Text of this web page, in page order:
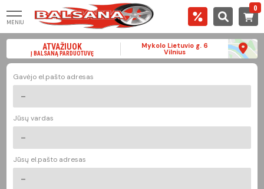
MENIU
0
ATVAŽIUOK
Į BALSANĄ PARDUOTUVĘ
Mykolo Lietuvio g. 6
Vilnius
Gavėjo el.pašto adresas
Jūsų vardas
Jūsų el.pašto adresas